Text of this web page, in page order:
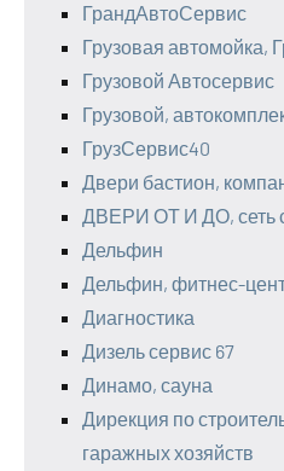
ГрандАвтоСервис
Грузовая автомойка,
Грузовой Автосервис
Грузовой,
ГрузСервис40
Двери бастион,
ДВЕРИ ОТ И ДО, сеть
Дельфин
Дельфин, фитнес-
Диагностика
Дизель сервис 67
Динамо, сауна
Дирекция по
гаражных хозяйств